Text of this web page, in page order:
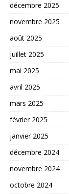
décembre 2025
novembre 2025
août 2025
juillet 2025
mai 2025
avril 2025
mars 2025
février 2025
janvier 2025
décembre 2024
novembre 2024
octobre 2024